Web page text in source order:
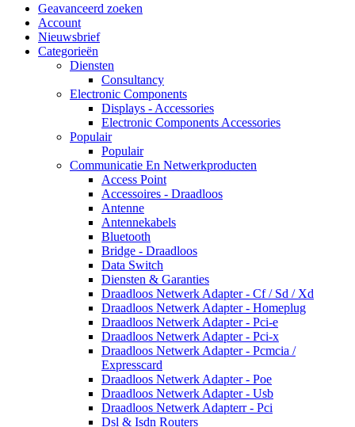
Geavanceerd zoeken
Account
Nieuwsbrief
Categorieën
Diensten
Consultancy
Electronic Components
Displays - Accessories
Electronic Components Accessories
Populair
Populair
Communicatie En Netwerkproducten
Access Point
Accessoires - Draadloos
Antenne
Antennekabels
Bluetooth
Bridge - Draadloos
Data Switch
Diensten & Garanties
Draadloos Netwerk Adapter - Cf / Sd / Xd
Draadloos Netwerk Adapter - Homeplug
Draadloos Netwerk Adapter - Pci-e
Draadloos Netwerk Adapter - Pci-x
Draadloos Netwerk Adapter - Pcmcia /
Expresscard
Draadloos Netwerk Adapter - Poe
Draadloos Netwerk Adapter - Usb
Draadloos Netwerk Adapterr - Pci
Dsl & Isdn Routers